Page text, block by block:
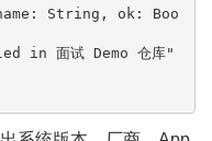
String, ok: Boo